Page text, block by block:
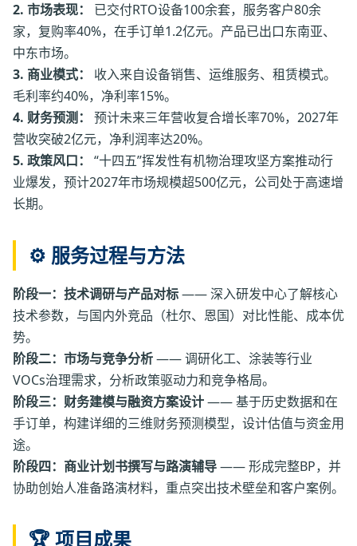
2. 市场表现：
已交付RTO设备100余套，服务客户80余
家，复购率40%，在手订单1.2亿元。产品已出口东南亚、
中东市场。
3. 商业模式：
收入来自设备销售、运维服务、租赁模式。
毛利率约40%，净利率15%。
4. 财务预测：
预计未来三年营收复合增长率70%，2027年
营收突破2亿元，净利润率达20%。
5. 政策风口：
“十四五”挥发性有机物治理攻坚方案推动行
业爆发，预计2027年市场规模超500亿元，公司处于高速增
长期。
⚙️ 服务过程与方法
阶段一：技术调研与产品对标—— 深入研发中心了解核心
技术参数，与国内外竞品（杜尔、恩国）对比性能、成本优
势。
阶段二：市场与竞争分析—— 调研化工、涂装等行业
VOCs治理需求，分析政策驱动力和竞争格局。
阶段三：财务建模与融资方案设计—— 基于历史数据和在
手订单，构建详细的三维财务预测模型，设计估值与资金用
途。
阶段四：商业计划书撰写与路演辅导—— 形成完整BP，并
协助创始人准备路演材料，重点突出技术壁垒和客户案例。
🏆 项目成果